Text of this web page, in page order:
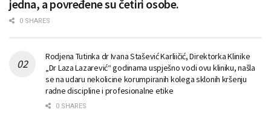
jedna, a povređene su četiri osobe.
0 SHARES
Rodjena Tutinka dr Ivana Stašević Karliičić, Direktorka Klinike
„Dr Laza Lazarević“ godinama uspješno vodi ovu kliniku, našla
se na udaru nekolicine korumpiranih kolega sklonih kršenju
radne discipline i profesionalne etike
0 SHARES